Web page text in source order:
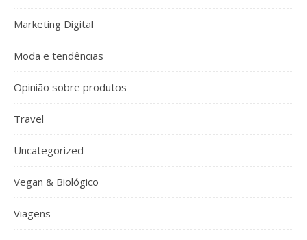
Marketing Digital
Moda e tendências
Opinião sobre produtos
Travel
Uncategorized
Vegan & Biológico
Viagens